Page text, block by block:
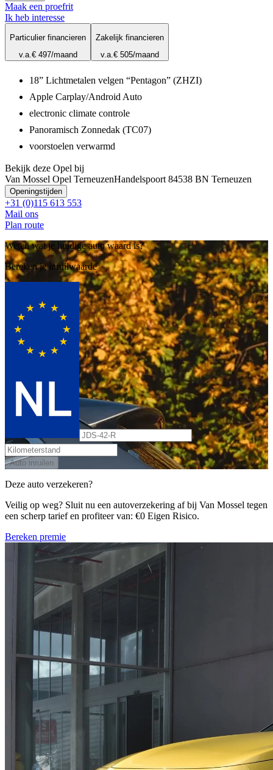
Maak een proefrit
Ik heb interesse
Particulier financieren
v.a.€ 497/maand
Zakelijk financieren
v.a.€ 505/maand
18” Lichtmetalen velgen “Pentagon” (ZHZI)
Apple Carplay/Android Auto
electronic climate controle
Panoramisch Zonnedak (TC07)
voorstoelen verwarmd
Bekijk deze Opel bij
Van Mossel Opel TerneuzenHandelspoort 84538 BN Terneuzen
Openingstijden
+31 (0)115 613 553
Mail ons
Plan route
Weten wat je huidige auto waard is?
Bereken je inruilwaarde
Auto inruilen
Deze auto verzekeren?
Veilig op weg? Sluit nu een autoverzekering af bij Van Mossel tegen
een scherp tarief en profiteer van: €0 Eigen Risico.
Bereken premie